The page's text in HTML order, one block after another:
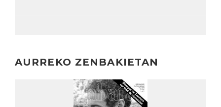
AURREKO ZENBAKIETAN